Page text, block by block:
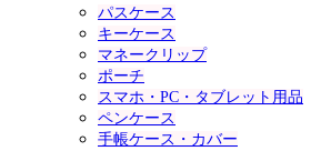
パスケース
キーケース
マネークリップ
ポーチ
スマホ・PC・タブレット用品
ペンケース
手帳ケース・カバー